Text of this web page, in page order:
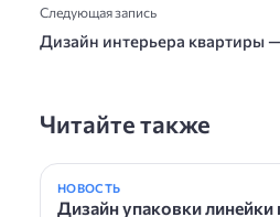
Следующая запись
Дизайн интерьера квартиры
Читайте также
НОВОСТЬ
Дизайн упаковки линейки